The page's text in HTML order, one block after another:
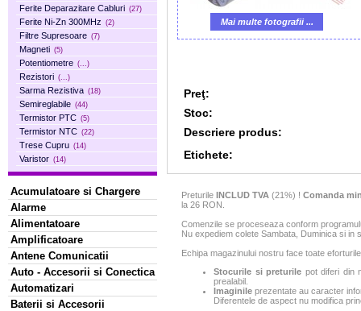
Ferite Deparazitare Cabluri (27)
Ferite Ni-Zn 300MHz (2)
Filtre Supresoare (7)
Magneti (5)
Potentiometre (...)
Rezistori (...)
Sarma Rezistiva (18)
Semireglabile (44)
Termistor PTC (5)
Termistor NTC (22)
Trese Cupru (14)
Varistor (14)
Acumulatoare si Chargere
Alarme
Alimentatoare
Amplificatoare
Antene Comunicatii
Auto - Accesorii si Conectica
Automatizari
Baterii si Accesorii
Mai multe fotografii ...
Preţ:
Stoc:
Descriere produs:
Etichete:
Preturile INCLUD TVA (21%) ! Comanda
la 26 RON.
Comenzile se proceseaza conform
Nu expediem colete Sambata, Duminica si in
Echipa magazinului nostru face toate
Stocurile si preturile pot diferi din
prealabil.
Imaginile prezentate au caracter
Diferentele de aspect nu modifica